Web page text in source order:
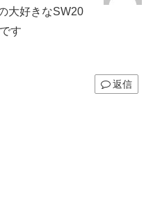
大好きなSW20
す
返信